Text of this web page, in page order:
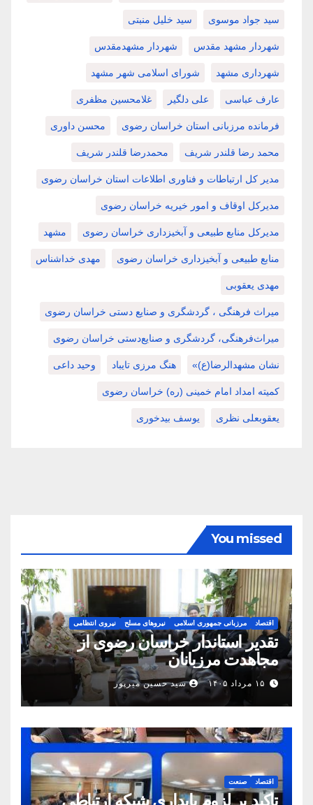
سید جواد موسوی سید خلیل منبتی
شهردار مشهد مقدس شهردار مشهدمقدس
شهرداری مشهد شورای اسلامی شهر مشهد
عارف عباسی علی دلگیر غلامحسین مظفری
فرمانده مرزبانی استان خراسان رضوی محسن داوری
محمد رضا قلندر شریف محمدرضا قلندر شریف
مدیر کل ارتباطات و فناوری اطلاعات استان خراسان رضوی
مدیرکل اوقاف و امور خیریه خراسان رضوی
مدیرکل منابع طبیعی و آبخیزداری خراسان رضوی مشهد
منابع طبیعی و آبخیزداری خراسان رضوی مهدی خداشناس
مهدی یعقوبی
میراث فرهنگی ، گردشگری و صنایع دستی خراسان رضوی
میراث‌فرهنگی، گردشگری و صنایع‌دستی خراسان رضوی
نشان مشهدالرضا(ع)» هنگ مرزی تایباد وحید داعی
کمیته امداد امام خمینی (ره) خراسان رضوی
یعقوبعلی نظری یوسف بیدخوری
You missed
اقتصاد مرزبانی جمهوری اسلامی نیروهای مسلح نیروی انتظامی
تقدیر استاندار خراسان رضوی از
مجاهدت مرزبانان
۱۵ مرداد ۱۴۰۵ سید حسین میرپور
اقتصاد صنعت
تأکید بر لزوم پایداری شبکه ارتباطی